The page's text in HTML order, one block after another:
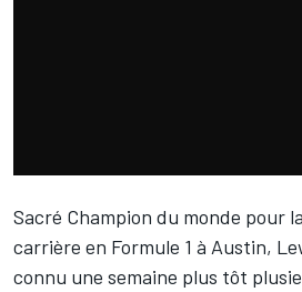
Sacré Champion du monde pour
carrière en Formule 1 à Austin,
connu une semaine plus tôt